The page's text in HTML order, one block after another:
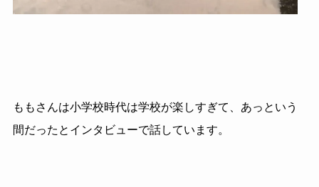
ももさんは小学校時代は学校が楽しすぎて、あっという
間だったとインタビューで話しています。